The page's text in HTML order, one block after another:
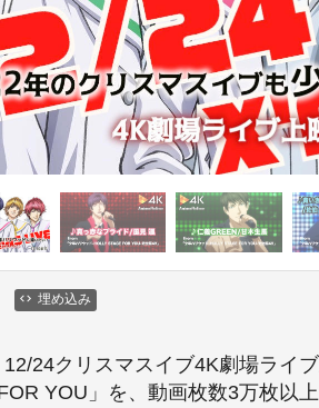
埋め込み
12/24クリスマスイブ4K劇場ライ
YOU」を、動画枚数3万枚以